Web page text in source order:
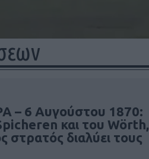
– 6 Αυγούστου 1870:
και του Wörth,
στρατός διαλύει τους